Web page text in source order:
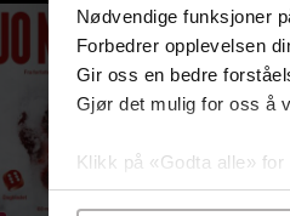
Nødvendige funksjoner
Forbedrer opplevelsen
Gir oss en bedre
Gjør det mulig for oss å
Klikk på «Godta alle»
samtykke til spesifikke